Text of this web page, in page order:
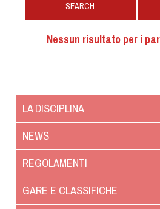
SEARCH
Nessun risultato per i
LA DISCIPLINA
NEWS
REGOLAMENTI
GARE E CLASSIFICHE
Società
Referenti
Direttori di
Organi di